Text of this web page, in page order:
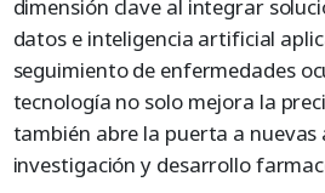
dimensión clave al integrar
datos e inteligencia artificial
seguimiento de enfermedades
tecnología no solo mejora la
también abre la puerta a nuevas
investigación y desarrollo